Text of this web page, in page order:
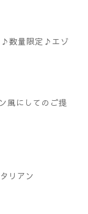
数量限定♪エゾ
風にしてのご提
タリアン